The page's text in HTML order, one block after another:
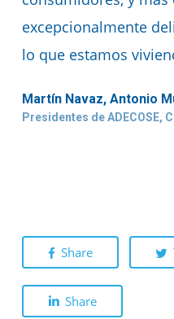
excepcionalmente
lo que estamos
Martín Navaz, Antonio
Presidentes de ADECOSE,
Share
Share